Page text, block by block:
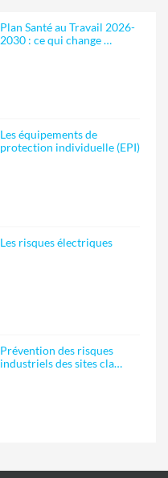
Plan Santé au Travail 2026-
2030 : ce qui change …
Les équipements de
protection individuelle (EPI)
Les risques électriques
Prévention des risques
industriels des sites cla…